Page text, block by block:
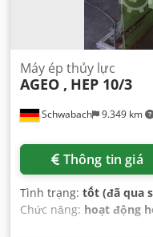
Schwabach 9.349 km
Máy ép thủy lực
AGEO , HEP 10/3
Thông tin giá
Tình trạng: tốt (đã qua
Chức năng: hoạt động